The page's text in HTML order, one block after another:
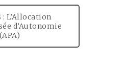
: L’Allocation
d’Autonomie
(APA)